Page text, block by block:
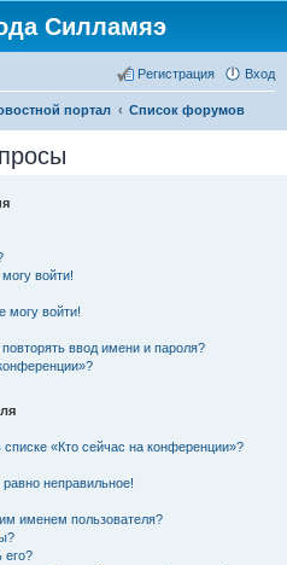
Силламяэ
Вход
Регистрация
портал Список форумов
войти!
могу войти!
ввод имени и пароля?
«Кто сейчас на конференции»?
неправильное!
именем пользователя?
его?